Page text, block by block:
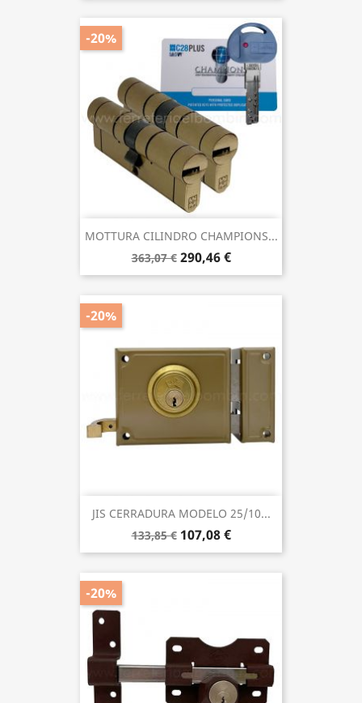
MOTTURA CILINDRO CHAMPIONS...
363,07 € 290,46 €
-20%
JIS CERRADURA MODELO 25/10...
133,85 € 107,08 €
-20%
-20%